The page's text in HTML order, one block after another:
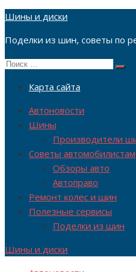
Перейти
содержимому
Шины и диски
Поделки из шин, советы по
Поиск
Карта сайта
Автоновости
Шины
Производители
Советы автомобилистам
Обзоры авто
Автоправо
Ремонт колес и шин
Полезные сервисы
Поделки из шин
Шины и диски